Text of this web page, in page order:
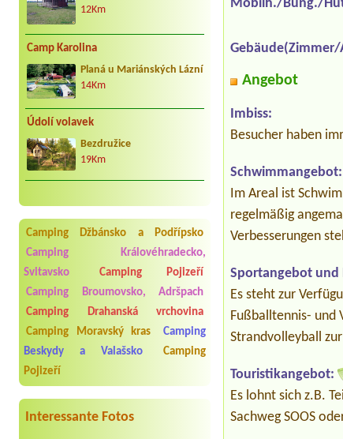
12Km
Camp Karolina
Planá u Mariánských Lázní
14Km
Údolí volavek
Bezdružice
19Km
Camping Džbánsko a Podřípsko
Camping Královéhradecko,
Svitavsko
Camping Pojizeří
Camping Broumovsko, Adršpach
Camping Drahanská vrchovina
Camping Moravský kras
Camping
Beskydy a Valašsko
Camping
Pojizeří
Interessante Fotos
Mobilh./Bung./
Gebäude(Zimmer/
Angebot
Imbiss:
Besucher haben
Schwimmangebot:
Im Areal ist
regelmäßig
Verbesserungen
Sportangebot und
Es steht zur
Fußballtennis- und
Strandvolleyball
Touristikangebot:
Es lohnt sich z.B.
Sachweg SOOS